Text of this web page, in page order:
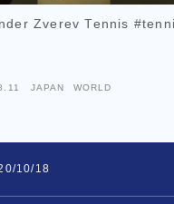
Zverev Tennis
JAPAN WORLD
10/18